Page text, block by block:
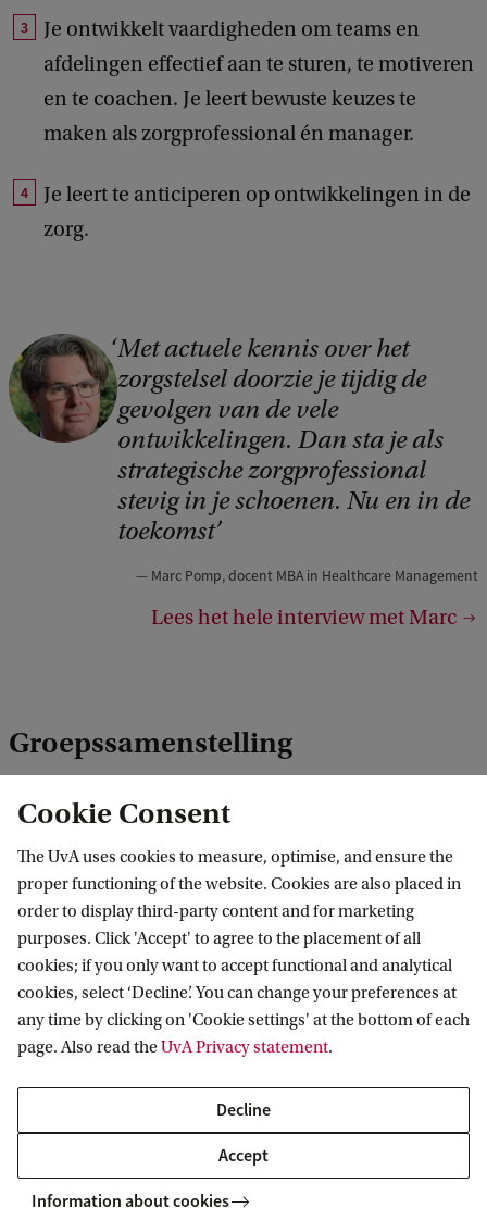
Je ontwikkelt vaardigheden om teams en
afdelingen effectief aan te sturen, te motiveren
en te coachen. Je leert bewuste keuzes te
maken als zorgprofessional én manager.
Je leert te anticiperen op ontwikkelingen in de
zorg.
Met actuele kennis over het
zorgstelsel doorzie je tijdig de
gevolgen van de vele
ontwikkelingen. Dan sta je als
strategische zorgprofessional
stevig in je schoenen. Nu en in de
toekomst
Marc Pomp, docent MBA in Healthcare Management
Lees het hele interview met Marc
Groepssamenstelling
zorgen voor een optimaal leerproces. Bovendien
zorgen we ervoor dat studenten uit heel Nederland
van diverse achtergronden en uit verschillende
organisaties bij elkaar in de groep komen.
Hierdoor ontstaat een dynamische leeromgeving
waarin je veel van elkaar kunt leren. Je werkt
samen, bespreekt opvattingen en deelt ervaringen.
Geslacht
Cookie Consent
The UvA uses cookies to measure, optimise, and ensure the
proper functioning of the website. Cookies are also placed in
order to display third-party content and for marketing
purposes. Click 'Accept' to agree to the placement of all
cookies; if you only want to accept functional and analytical
cookies, select ‘Decline’. You can change your preferences at
any time by clicking on 'Cookie settings' at the bottom of each
page. Also read theUvA Privacy statement.
Decline
Accept
Information about cookies